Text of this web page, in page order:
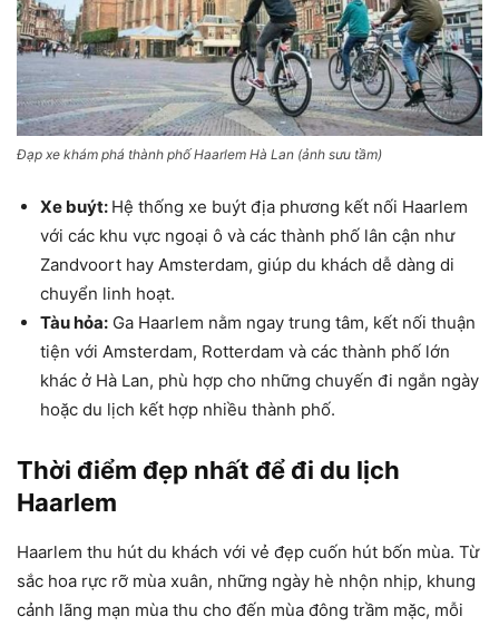
Đạp xe khám phá thành phố Haarlem Hà Lan (ảnh sưu tầm)
Xe buýt: Hệ thống xe buýt địa phương kết nối Haarlem
với các khu vực ngoại ô và các thành phố lân cận như
Zandvoort hay Amsterdam, giúp du khách dễ dàng di
chuyển linh hoạt.
Tàu hỏa: Ga Haarlem nằm ngay trung tâm, kết nối thuận
tiện với Amsterdam, Rotterdam và các thành phố lớn
khác ở Hà Lan, phù hợp cho những chuyến đi ngắn ngày
hoặc du lịch kết hợp nhiều thành phố.
Thời điểm đẹp nhất để đi du lịch
Haarlem
Haarlem thu hút du khách với vẻ đẹp cuốn hút bốn mùa. Từ
sắc hoa rực rỡ mùa xuân, những ngày hè nhộn nhịp, khung
cảnh lãng mạn mùa thu cho đến mùa đông trầm mặc, mỗi